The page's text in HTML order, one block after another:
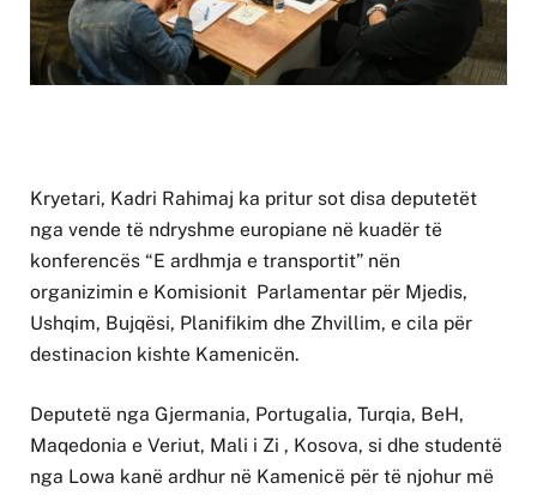
Kryetari, Kadri Rahimaj ka pritur sot disa deputetët
nga vende të ndryshme europiane në kuadër të
konferencës “E ardhmja e transportit” nën
organizimin e Komisionit Parlamentar për Mjedis,
Ushqim, Bujqësi, Planifikim dhe Zhvillim, e cila për
destinacion kishte Kamenicën.
Deputetë nga Gjermania, Portugalia, Turqia, BeH,
Maqedonia e Veriut, Mali i Zi , Kosova, si dhe studentë
nga Lowa kanë ardhur në Kamenicë për të njohur më